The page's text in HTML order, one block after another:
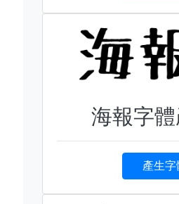
海報字
產生